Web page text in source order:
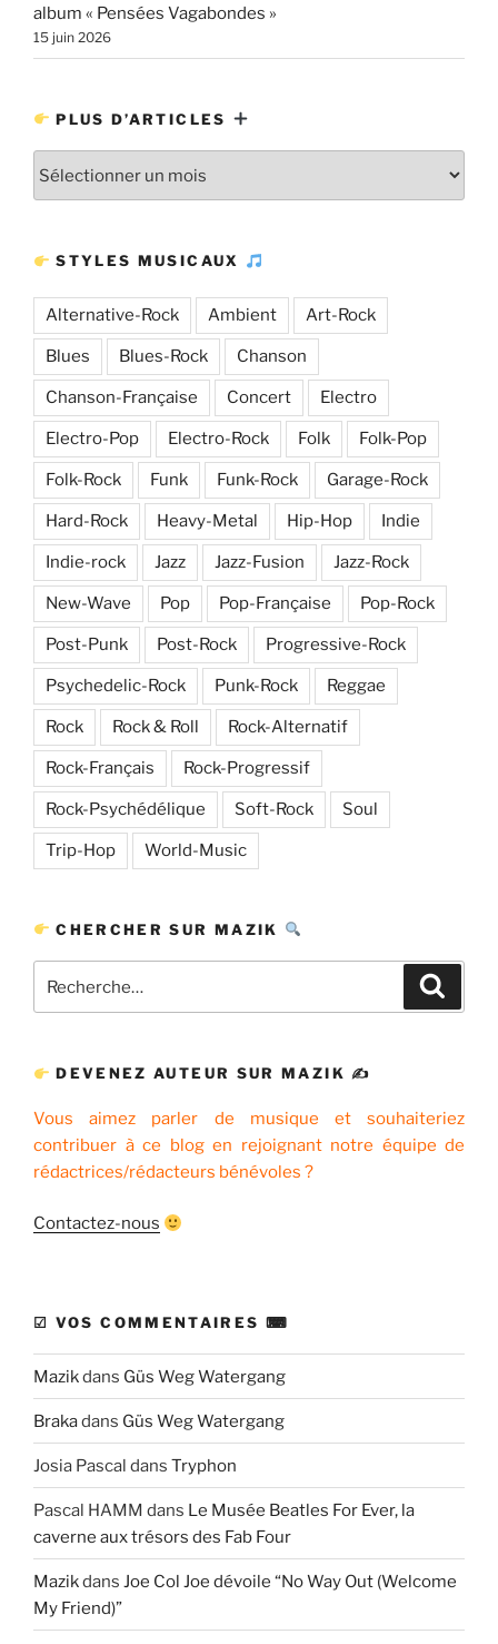
album « Pensées Vagabondes »
15 juin 2026
PLUS D’ARTICLES
STYLES MUSICAUX
Alternative-Rock Ambient Art-Rock
Blues Blues-Rock Chanson
Chanson-Française Concert Electro
Electro-Pop Electro-Rock Folk Folk-Pop
Folk-Rock Funk Funk-Rock Garage-Rock
Hard-Rock Heavy-Metal Hip-Hop Indie
Indie-rock Jazz Jazz-Fusion Jazz-Rock
New-Wave Pop Pop-Française Pop-Rock
Post-Punk Post-Rock Progressive-Rock
Psychedelic-Rock Punk-Rock Reggae
Rock Rock & Roll Rock-Alternatif
Rock-Français Rock-Progressif
Rock-Psychédélique Soft-Rock Soul
Trip-Hop World-Music
CHERCHER SUR MAZIK
pour
DEVENEZ AUTEUR SUR MAZIK ✍
Vous aimez parler de musique et souhaiteriez
contribuer à ce blog en rejoignant notre équipe de
rédactrices/rédacteurs bénévoles ?
Contactez-nous
☑ VOS COMMENTAIRES ⌨
Mazikdans Güs Weg Watergang
Brakadans Güs Weg Watergang
Josia Pascal dans Tryphon
Pascal HAMM dans Le Musée Beatles For Ever, la
caverne aux trésors des Fab Four
Mazikdans Joe Col Joe dévoile “No Way Out (Welcome
My Friend)”